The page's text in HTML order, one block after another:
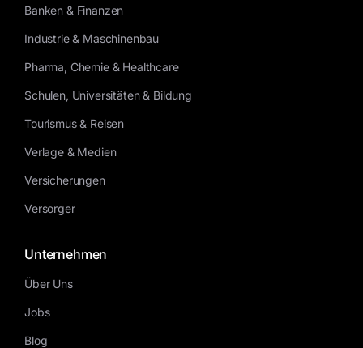
Banken & Finanzen
Industrie & Maschinenbau
Pharma, Chemie & Healthcare
Schulen, Universitäten & Bildung
Tourismus & Reisen
Verlage & Medien
Versicherungen
Versorger
Unternehmen
Über Uns
Jobs
Blog